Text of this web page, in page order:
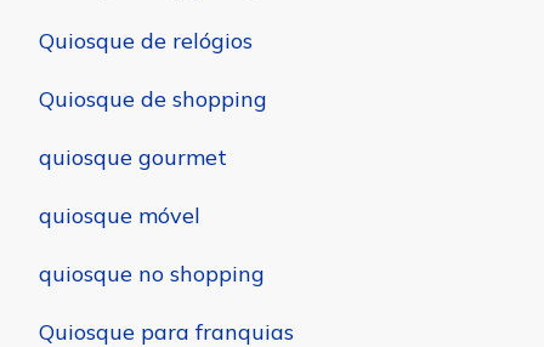
Quiosque de relógios
Quiosque de shopping
quiosque gourmet
quiosque móvel
quiosque no shopping
Quiosque para franquias